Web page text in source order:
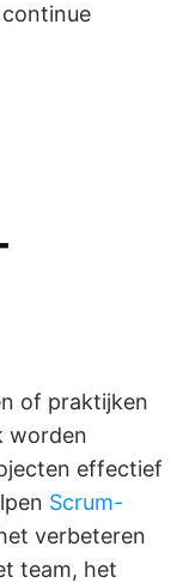
of praktijken
worden
effectief
Scrum-
verbeteren
team, het